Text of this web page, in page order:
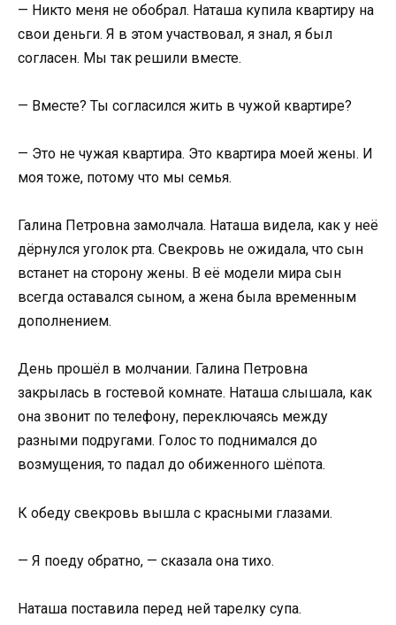
— Никто меня не обобрал. Наташа купила квартиру на
свои деньги. Я в этом участвовал, я знал, я был
согласен. Мы так решили вместе.
— Вместе? Ты согласился жить в чужой квартире?
— Это не чужая квартира. Это квартира моей жены. И
моя тоже, потому что мы семья.
Галина Петровна замолчала. Наташа видела, как у неё
дёрнулся уголок рта. Свекровь не ожидала, что сын
встанет на сторону жены. В её модели мира сын
всегда оставался сыном, а жена была временным
дополнением.
День прошёл в молчании. Галина Петровна
закрылась в гостевой комнате. Наташа слышала, как
она звонит по телефону, переключаясь между
разными подругами. Голос то поднимался до
возмущения, то падал до обиженного шёпота.
К обеду свекровь вышла с красными глазами.
— Я поеду обратно, — сказала она тихо.
Наташа поставила перед ней тарелку супа.